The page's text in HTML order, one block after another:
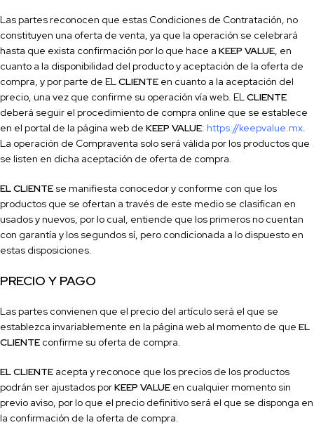
Las partes reconocen que estas Condiciones de Contratación, no
constituyen una oferta de venta, ya que la operación se celebrará
hasta que exista confirmación por lo que hace a KEEP VALUE, en
cuanto a la disponibilidad del producto y aceptación de la oferta de
compra, y por parte de ELCLIENTE en cuanto a la aceptación del
precio, una vez que confirme su operación vía web. ELCLIENTE
deberá seguir el procedimiento de compra online que se establece
en el portal de la página web de KEEP VALUE: https://keepvalue.mx.
La operación de Compraventa solo será válida por los productos que
se listen en dicha aceptación de oferta de compra.
EL CLIENTE se manifiesta conocedor y conforme con que los
productos que se ofertan a través de este medio se clasifican en
usados y nuevos, por lo cual, entiende que los primeros no cuentan
con garantía y los segundos sí, pero condicionada a lo dispuesto en
estas disposiciones.
PRECIO Y PAGO
Las partes convienen que el precio del artículo será el que se
establezca invariablemente en la página web al momento de que EL
CLIENTE confirme su oferta de compra.
EL CLIENTE acepta y reconoce que los precios de los productos
podrán ser ajustados porKEEP VALUE en cualquier momento sin
previo aviso, por lo que el precio definitivo será el que se disponga en
la confirmación de la oferta de compra.